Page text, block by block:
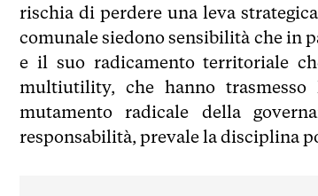
rischia di perdere una leva
comunale siedono sensibilità che in
e il suo radicamento territoriale
multiutility, che hanno
mutamento radicale della
responsabilità, prevale la disciplina